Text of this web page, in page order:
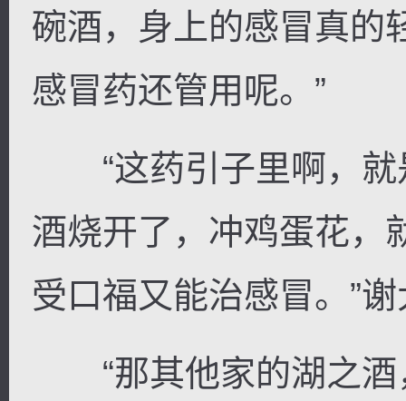
碗酒，身上的感冒真的
感冒药还管用呢。”
“这药引子里啊，就
酒烧开了，冲鸡蛋花，
受口福又能治感冒。”
“那其他家的湖之酒